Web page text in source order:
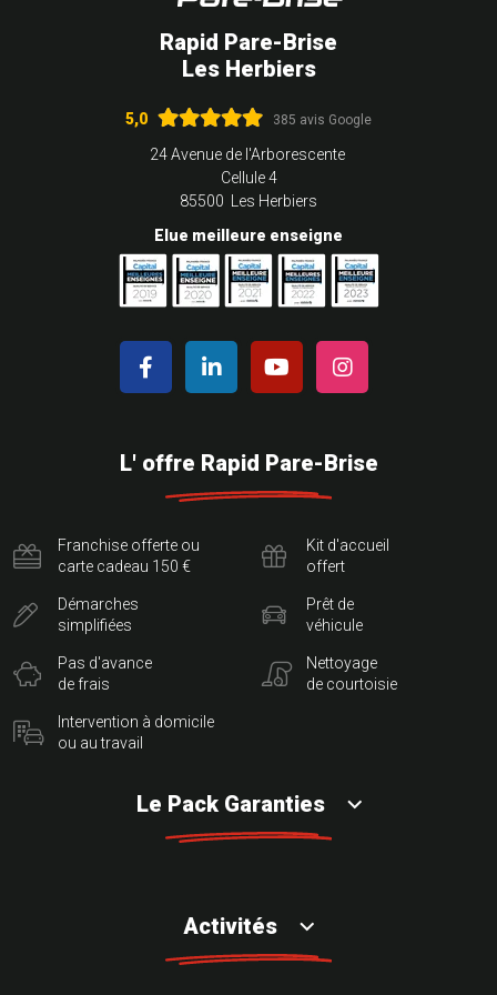
Rapid Pare-Brise
Les Herbiers
5,0 385 avis Google
24 Avenue de l'Arborescente
Cellule 4
85500 Les Herbiers
Elue meilleure enseigne
L' offre Rapid Pare-Brise
Franchise offerte ou
carte cadeau 150 €
Démarches
simplifiées
Pas d'avance
de frais
Intervention à domicile
ou au travail
Kit d'accueil
offert
Prêt de
véhicule
Nettoyage
de courtoisie
Le Pack Garanties
Activités